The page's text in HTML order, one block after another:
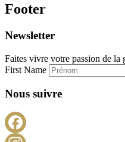
Footer
Newsletter
Faites vivre votre passion de la
First Name
Nous suivre